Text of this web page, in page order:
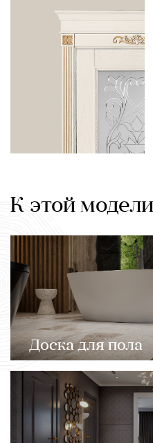
К этой
Доска для пола